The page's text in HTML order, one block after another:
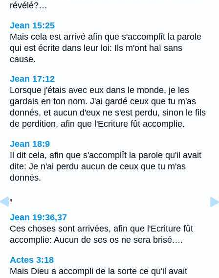
révélé?…
Jean 15:25
Mais cela est arrivé afin que s'accomplît la parole
qui est écrite dans leur loi: Ils m'ont haï sans
cause.
Jean 17:12
Lorsque j'étais avec eux dans le monde, je les
gardais en ton nom. J'ai gardé ceux que tu m'as
donnés, et aucun d'eux ne s'est perdu, sinon le fils
de perdition, afin que l'Ecriture fût accomplie.
Jean 18:9
Il dit cela, afin que s'accomplît la parole qu'il avait
dite: Je n'ai perdu aucun de ceux que tu m'as
donnés.
,
Jean 19:36,37
Ces choses sont arrivées, afin que l'Ecriture fût
accomplie: Aucun de ses os ne sera brisé.…
Actes 3:18
Mais Dieu a accompli de la sorte ce qu'il avait